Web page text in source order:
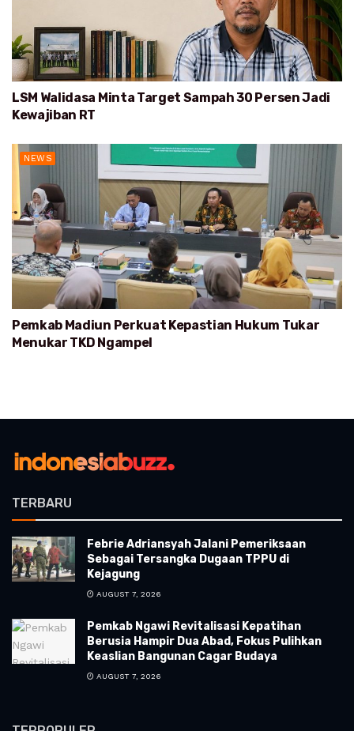
LSM Walidasa Minta Target Sampah 30 Persen Jadi
Kewajiban RT
NEWS
Pemkab Madiun Perkuat Kepastian Hukum Tukar
Menukar TKD Ngampel
TERBARU
Febrie Adriansyah Jalani Pemeriksaan
Sebagai Tersangka Dugaan TPPU di
Kejagung
AUGUST 7, 2026
Pemkab Ngawi Revitalisasi Kepatihan
Berusia Hampir Dua Abad, Fokus Pulihkan
Keaslian Bangunan Cagar Budaya
AUGUST 7, 2026